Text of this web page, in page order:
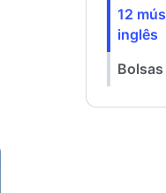
12
inglês